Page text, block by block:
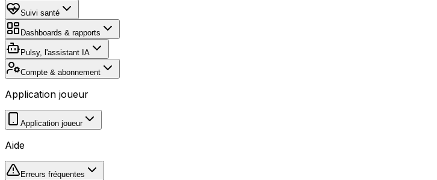
Suivi santé
Dashboards & rapports
Pulsy, l'assistant IA
Compte & abonnement
Application joueur
Application joueur
Aide
Erreurs fréquentes